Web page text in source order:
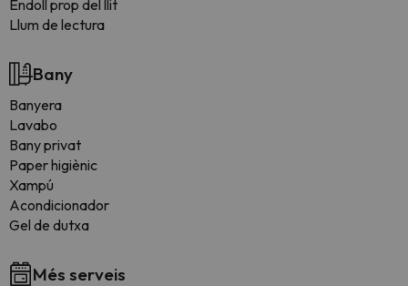
Endoll prop del llit
Llum de lectura
Bany
Banyera
Lavabo
Bany privat
Paper higiènic
Xampú
Acondicionador
Gel de dutxa
Més serveis